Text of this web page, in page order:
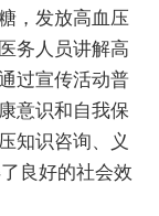
，发放高血压
务人员讲解高
过宣传活动普
意识和自我保
知识咨询、义
良好的社会效